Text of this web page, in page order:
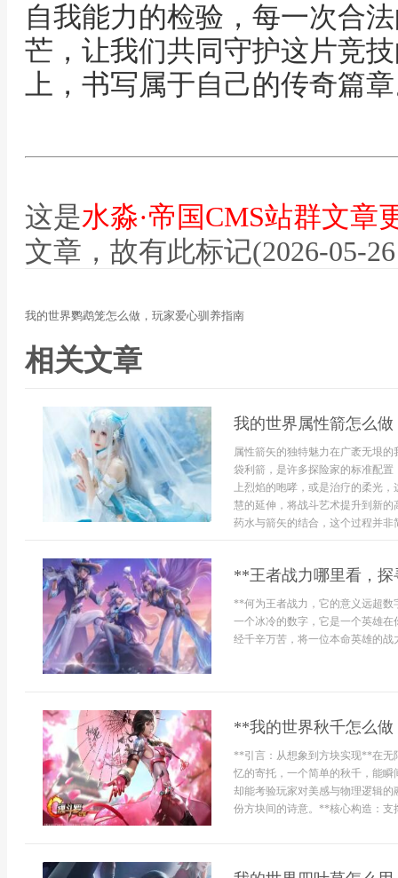
自我能力的检验，每一次合
芒，让我们共同守护这片竞
上，书写属于自己的传奇篇
这是水淼·帝国CMS站群文章
文章，故有此标记(2026-05-
我的世界鹦鹉笼怎么做，玩家爱心驯养指南
相关文章
我的世界属性箭怎么
属性箭矢的独特魅力在广袤无垠
袋利箭，是许多探险家的标准配
上烈焰的咆哮，或是治疗的柔光
慧的延伸，将战斗艺术提升到新
药水与箭矢的结合，这个过程并非
**王者战力哪里看，
**何为王者战力，它的意义远超
一个冰冷的数字，它是一个英雄
经千辛万苦，将一位本命英雄的
**我的世界秋千怎么
**引言：从想象到方块实现**在无
忆的寄托，一个简单的秋千，能
却能考验玩家对美感与物理逻辑
份方块间的诗意。**核心构造：